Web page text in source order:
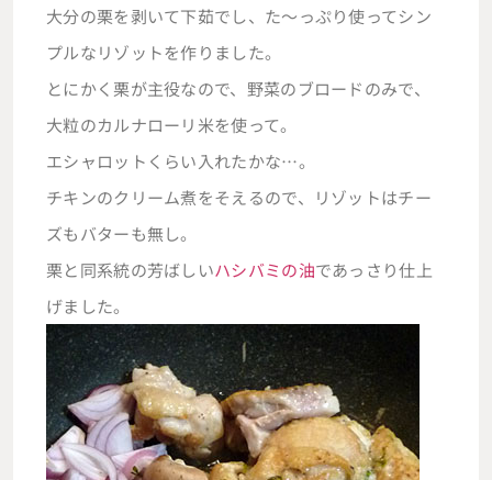
大分の栗を剥いて下茹でし、た～っぷり使ってシン
プルなリゾットを作りました。
とにかく栗が主役なので、野菜のブロードのみで、
大粒のカルナローリ米を使って。
エシャロットくらい入れたかな…。
チキンのクリーム煮をそえるので、リゾットはチー
ズもバターも無し。
栗と同系統の芳ばしいハシバミの油であっさり仕上
げました。